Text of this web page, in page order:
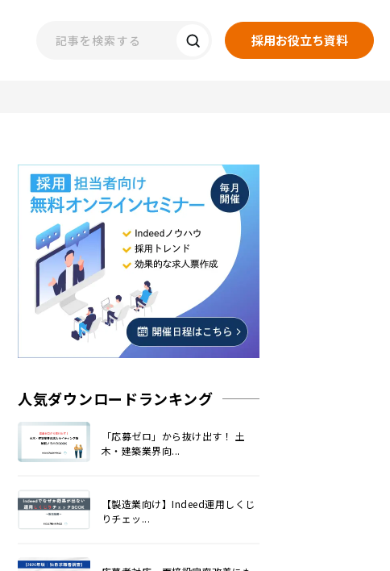
採用お役立ち資料
人気ダウンロードランキング
「応募ゼロ」から抜け出す！ 土
木・建築業界向...
【製造業向け】Indeed運用しくじ
りチェッ...